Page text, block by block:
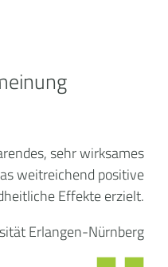
sehr wirksames
weitreichend positive
Effekte erzielt.
Erlangen-Nürnberg